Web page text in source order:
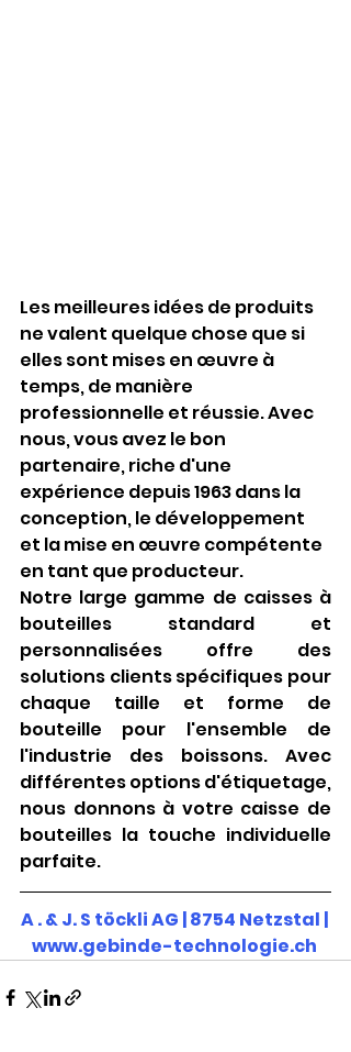
Les meilleures idées de produits
ne valent quelque chose que si
elles sont mises en œuvre à
temps, de manière
professionnelle et réussie. Avec
nous, vous avez le bon
partenaire, riche d'une
expérience depuis 1963 dans la
conception, le développement
et la mise en œuvre compétente
en tant que producteur.
Notre large gamme de caisses à
bouteilles standard et
personnalisées offre des
solutions clients spécifiques pour
chaque taille et forme de
bouteille pour l'ensemble de
l'industrie des boissons. Avec
différentes options d'étiquetage,
nous donnons à votre caisse de
bouteilles la touche individuelle
parfaite.
A . & J. S töckli AG | 8754 Netzstal |
www.gebinde-technologie.ch